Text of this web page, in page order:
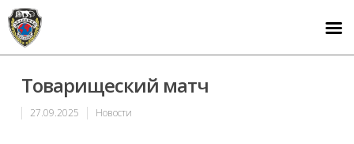
Товарищеский матч
27.09.2025 Новости